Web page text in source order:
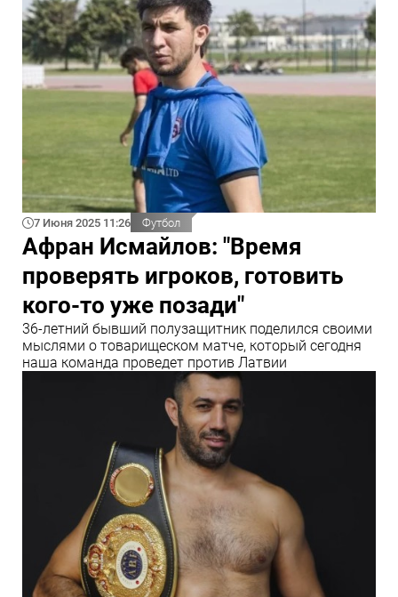
7 Июня 2025 11:26 Футбол
Афран Исмайлов: "Время
проверять игроков, готовить
кого-то уже позади"
36-летний бывший полузащитник поделился своими
мыслями о товарищеском матче, который сегодня
наша команда проведет против Латвии